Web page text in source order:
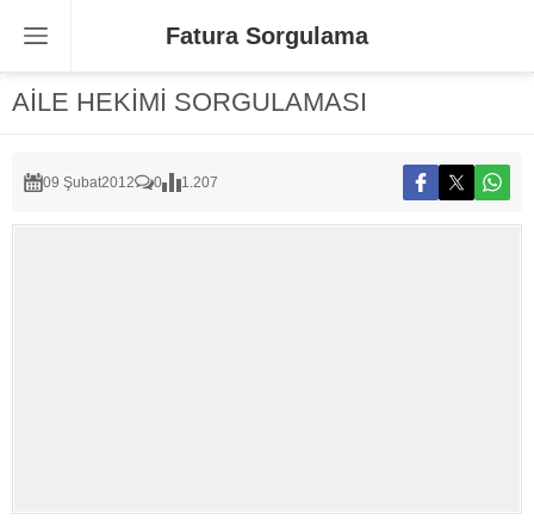
Fatura Sorgulama
AİLE HEKİMİ SORGULAMASI
09 Şubat2012 0 1.207